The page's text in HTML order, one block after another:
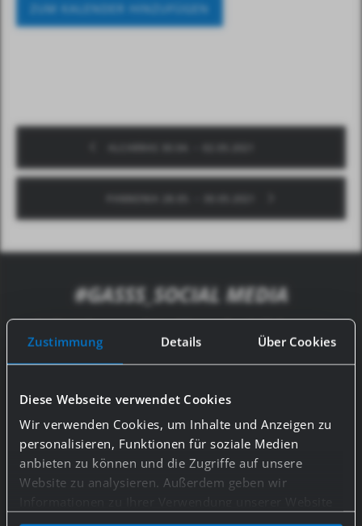
Zustimmung Details Über Cookies
Diese Webseite verwendet Cookies
Wir verwenden Cookies, um Inhalte und Anzeigen zu
personalisieren, Funktionen für soziale Medien
anbieten zu können und die Zugriffe auf unsere
Website zu analysieren. Außerdem geben wir
an unsere Partner für soziale Medien, Werbung und
ZUM KALENDER HINZUFÜGEN
#GASSS_SOCIAL MEDIA
Informationen rund um den Motorsport bei
GASSS haben willst, dann folge uns einfach bei
du ein Teil der #gasss_family!